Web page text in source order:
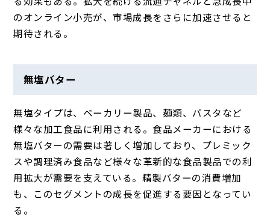
のオンライン小売が、市場成長をさらに加速させると
期待される。
無塩バター
無塩タイプは、ベーカリー製品、麺類、パスタなど
様々な加工食品に利用される。食品メーカーにおける
無塩バターの需要は著しく増加しており、プレミック
スや調理済み食品など様々な革新的な食品製品での利
用拡大が需要を支えている。精製バターの消費増加
も、このセグメントの成長を促進する要因となってい
る。